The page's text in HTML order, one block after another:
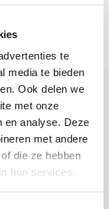
te
media te bieden
Ook delen we
met onze
en analyse. Deze
met andere
die ze hebben
hun services.